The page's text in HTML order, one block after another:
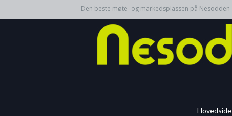
Den beste møte- og markedsplassen på Nesodden
Hovedside